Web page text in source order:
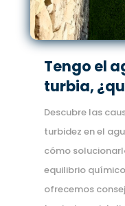
Tengo el
turbia,
Descubre las
turbidez en el
cómo
equilibrio
ofrecemos